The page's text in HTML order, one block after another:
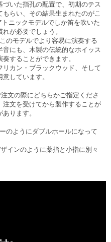
いた指孔の配置で、初期のテス
らい、その結果生まれたのがこ
ニックモデルでしか笛を吹いた
が必要でしょう。
のモデルでより容易に演奏する
にも、木製の伝統的なホイッス
することができます。
カン・ブラックウッド、そして
しています。
文の際にどちらかご指定くださ
文を受けてから製作することが
ります。
のようにダブルホールになって
インのように薬指と小指に別々